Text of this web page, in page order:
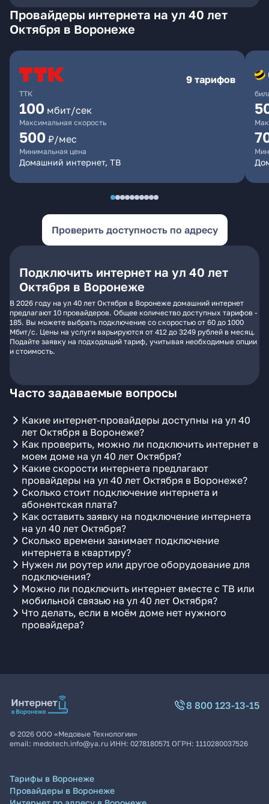
Провайдеры интернета на ул 40 лет
Октября в Воронеже
ТТК
9 тарифов
100 мбит/сек
Максимальная скорость
500 ₽/мес
Минимальная цена
Домашний интернет, ТВ
Проверить доступность по адресу
Подключить интернет на ул 40 лет
Октября в Воронеже
В 2026 году на ул 40 лет Октября в Воронеже домашний интернет
предлагают 10 провайдеров. Общее количество доступных тарифов -
185. Вы можете выбрать подключение со скоростью от 60 до 1000
Мбит/с. Цены на услуги варьируются от 412 до 3249 рублей в месяц.
Подайте заявку на подходящий тариф, учитывая необходимые опции
и стоимость.
Часто задаваемые вопросы
Какие интернет-провайдеры доступны на ул 40
лет Октября в Воронеже?
Как проверить, можно ли подключить интернет в
моем доме на ул 40 лет Октября?
Какие скорости интернета предлагают
провайдеры на ул 40 лет Октября в Воронеже?
Сколько стоит подключение интернета и
абонентская плата?
Как оставить заявку на подключение интернета
на ул 40 лет Октября?
Сколько времени занимает подключение
интернета в квартиру?
Нужен ли роутер или другое оборудование для
подключения?
Можно ли подключить интернет вместе с ТВ или
мобильной связью на ул 40 лет Октября?
Что делать, если в моём доме нет нужного
провайдера?
8 800 123-13-15
© 2026 ООО «Медовые Технологии»
email: medotech.info@ya.ru ИНН: 0278180571 ОГРН: 1110280037526
Тарифы в Воронеже
Провайдеры в Воронеже